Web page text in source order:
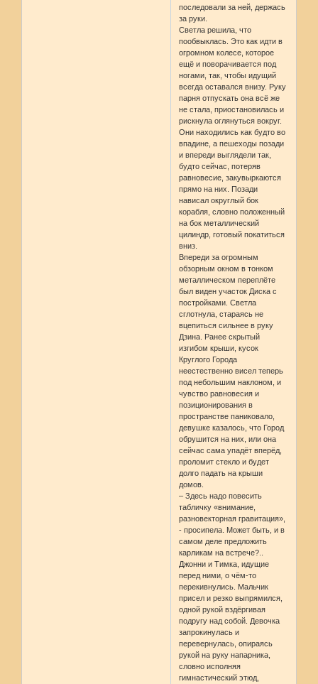
последовали за ней, держась
за руки.
Светла решила, что
пообвыклась. Это как идти в
огромном колесе, которое
ещё и поворачивается под
ногами, так, чтобы идущий
всегда оставался внизу. Руку
парня отпускать она всё же
не стала, приостановилась и
рискнула оглянуться вокруг.
Они находились как будто во
впадине, а пешеходы позади
и впереди выглядели так,
будто сейчас, потеряв
равновесие, закувыркаются
прямо на них. Позади
нависал округлый бок
корабля, словно положенный
на бок металлический
цилиндр, готовый покатиться
вниз.
Впереди за огромным
обзорным окном в тонком
металлическом переплёте
был виден участок Диска с
постройками. Светла
сглотнула, стараясь не
вцепиться сильнее в руку
Дзина. Ранее скрытый
изгибом крыши, кусок
Круглого Города
неестественно висел теперь
под небольшим наклоном, и
чувство равновесия и
позиционирования в
пространстве паниковало,
девушке казалось, что Город
обрушится на них, или она
сейчас сама упадёт вперёд,
проломит стекло и будет
долго падать на крыши
домов.
– Здесь надо повесить
табличку «внимание,
разновекторная гравитация»,
- просипела. Может быть, и в
самом деле предложить
карликам на встрече?..
Джонни и Тимка, идущие
перед ними, о чём-то
перекивнулись. Мальчик
присел и резко выпрямился,
одной рукой вздёргивая
подругу над собой. Девочка
запрокинулась и
перевернулась, опираясь
рукой на руку напарника,
словно исполняя
гимнастический этюд,